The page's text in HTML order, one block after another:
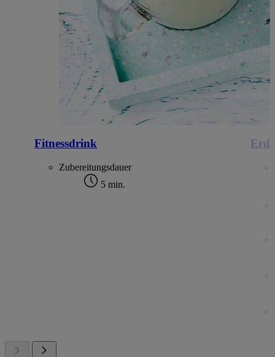
Fitnessdrink
Zubereitungsdauer
5 min.